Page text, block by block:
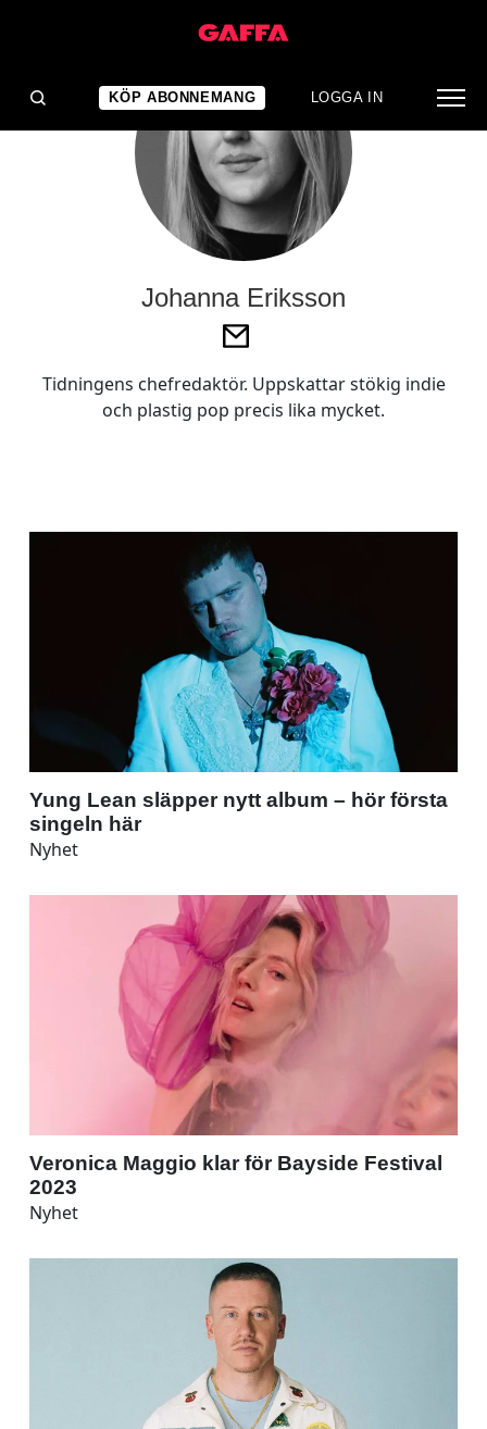
KÖP ABONNEMANG LOGGA IN
Johanna Eriksson
Tidningens chefredaktör. Uppskattar stökig indie
och plastig pop precis lika mycket.
Yung Lean släpper nytt album – hör första
singeln här
Nyhet
Veronica Maggio klar för Bayside Festival
2023
Nyhet